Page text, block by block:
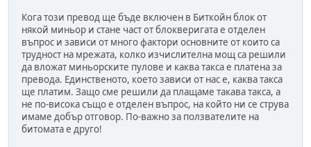
Кога този превод ще бъде включен в Биткойн блок от
някой миньор и стане част от блокверигата е отделен
въпрос и зависи от много фактори основните от които са
трудност на мрежата, колко изчислителна мощ са решили
да вложат миньорските пулове и каква такса е платена за
превода. Единственото, което зависи от нас е, каква такса
ще платим. Защо сме решили да плащаме такава такса, а
не по-висока също е отделен въпрос, на който ни се струва
имаме добър отговор. По-важно за ползвателите на
битомата е друго!